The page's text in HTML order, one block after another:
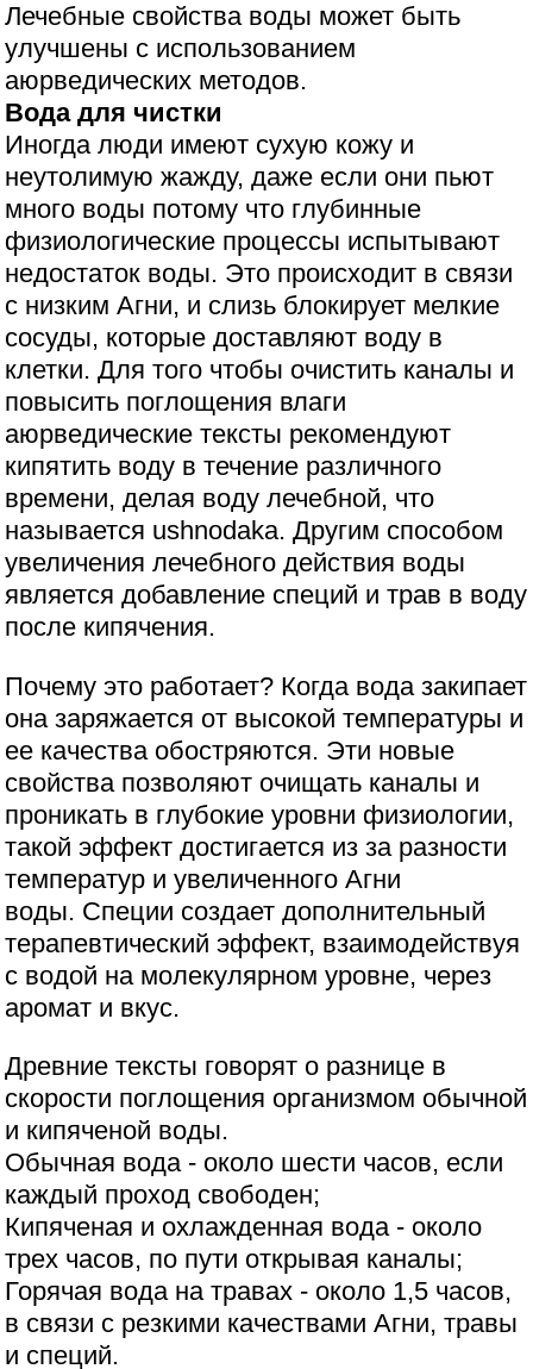
Лечебные свойства воды может быть
улучшены с использованием
аюрведических методов.
Вода для чистки
Иногда люди имеют сухую кожу и
неутолимую жажду, даже если они пьют
много воды потому что глубинные
физиологические процессы испытывают
недостаток воды. Это происходит в связи
с низким Агни, и слизь блокирует мелкие
сосуды, которые доставляют воду в
клетки. Для того чтобы очистить каналы и
повысить поглощения влаги
аюрведические тексты рекомендуют
кипятить воду в течение различного
времени, делая воду лечебной, что
называется ushnodaka. Другим способом
увеличения лечебного действия воды
является добавление специй и трав в воду
после кипячения.
Почему это работает? Когда вода закипает
она заряжается от высокой температуры и
ее качества обостряются. Эти новые
свойства позволяют очищать каналы и
проникать в глубокие уровни физиологии,
такой эффект достигается из за разности
температур и увеличенного Агни
воды. Специи создает дополнительный
терапевтический эффект, взаимодействуя
с водой на молекулярном уровне, через
аромат и вкус.
Древние тексты говорят о разнице в
скорости поглощения организмом обычной
и кипяченой воды.
Обычная вода - около шести часов, если
каждый проход свободен;
Кипяченая и охлажденная вода - около
трех часов, по пути открывая каналы;
Горячая вода на травах - около 1,5 часов,
в связи с резкими качествами Агни, травы
и специй.